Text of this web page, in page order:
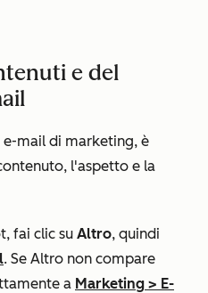
e del
e-mail di marketing, è
l'aspetto e la
fai clic su Altro, quindi
. Se Altro non compare
a Marketing > E-